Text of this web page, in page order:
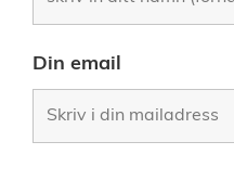
Din email